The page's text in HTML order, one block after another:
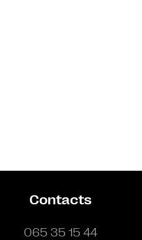
Contacts
065 35 15 44